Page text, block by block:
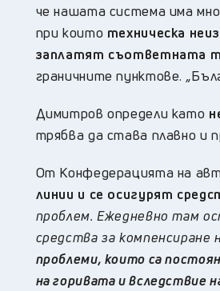
че нашата система има
при които техническа
заплатят съответната
граничните пунктове. „
Димитров определи като
трябва да става плавно и
От Конфедерацията на
линии и се осигурят
проблем. Ежедневно там
средства за
проблеми, които са
на горивата и вследствие